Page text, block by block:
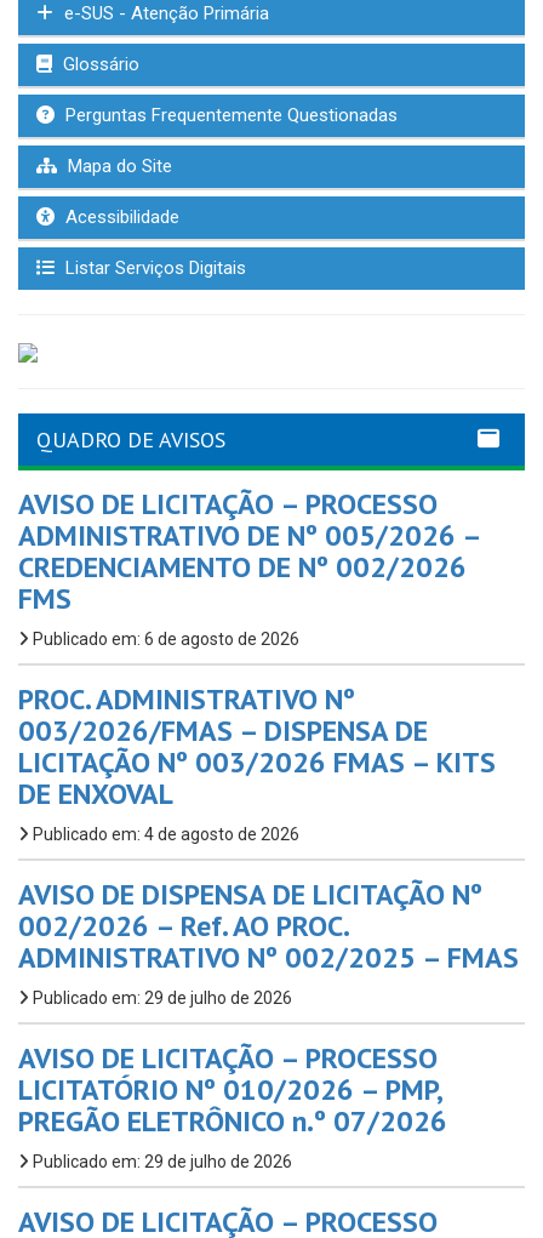
e-SUS - Atenção Primária
Glossário
Perguntas Frequentemente Questionadas
Mapa do Site
Acessibilidade
Listar Serviços Digitais
QUADRO DE AVISOS
AVISO DE LICITAÇÃO – PROCESSO
ADMINISTRATIVO DE Nº 005/2026 –
CREDENCIAMENTO DE Nº 002/2026
FMS
Publicado em: 6 de agosto de 2026
PROC. ADMINISTRATIVO Nº
003/2026/FMAS – DISPENSA DE
LICITAÇÃO Nº 003/2026 FMAS – KITS
DE ENXOVAL
Publicado em: 4 de agosto de 2026
AVISO DE DISPENSA DE LICITAÇÃO Nº
002/2026 – Ref. AO PROC.
ADMINISTRATIVO Nº 002/2025 – FMAS
Publicado em: 29 de julho de 2026
AVISO DE LICITAÇÃO – PROCESSO
LICITATÓRIO Nº 010/2026 – PMP,
PREGÃO ELETRÔNICO n.º 07/2026
Publicado em: 29 de julho de 2026
AVISO DE LICITAÇÃO – PROCESSO